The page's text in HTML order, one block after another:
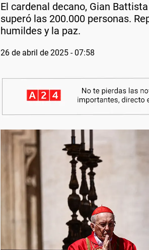
El cardenal decano, Gian
superó las 200.000 personas.
humildes y la paz.
26 de abril de 2025 - 07:58